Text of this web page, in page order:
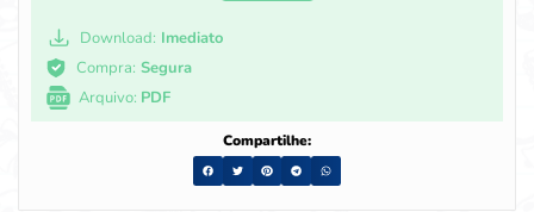
Download: Imediato
Compra: Segura
Arquivo: PDF
Compartilhe: